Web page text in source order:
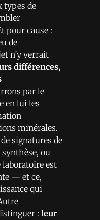
types de
pour cause :
de
n’y verrait
différences,
par le
en lui les
minérales.
signatures de
ou
laboratoire est
— et ce,
qui
: leur